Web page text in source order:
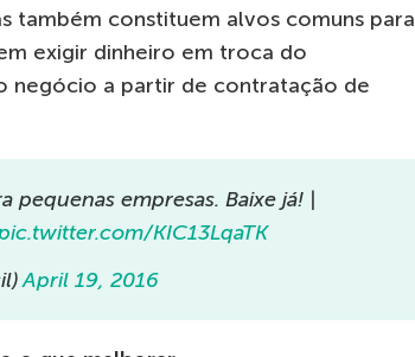
também constituem alvos comuns para
exigir dinheiro em troca do
negócio a partir de contratação de
pequenas empresas. Baixe já! |
KIC13LqaTK
April 19, 2016